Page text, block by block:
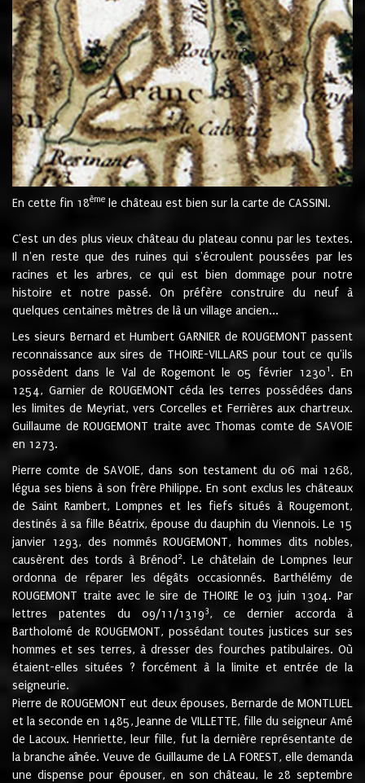
En cette fin 18ème le château est bien sur la carte de CASSINI.
C'est un des plus vieux château du plateau connu par les textes.
Il n'en reste que des ruines qui s'écroulent poussées par les
racines et les arbres, ce qui est bien dommage pour notre
histoire et notre passé. On préfère construire du neuf à
quelques centaines mètres de là un village ancien...
Les sieurs Bernard et Humbert GARNIER de ROUGEMONT passent
reconnaissance aux sires de THOIRE-VILLARS pour tout ce qu'ils
possèdent dans le Val de Rogemont le 05 février 12301 . En
1254, Garnier de ROUGEMONT céda les terres possédées dans
les limites de Meyriat, vers Corcelles et Ferrières aux chartreux.
Guillaume de ROUGEMONT traite avec Thomas comte de SAVOIE
en 1273.
Pierre comte de SAVOIE, dans son testament du 06 mai 1268,
légua ses biens à son frère Philippe. En sont exclus les châteaux
de Saint Rambert, Lompnes et les fiefs situés à Rougemont,
destinés à sa fille Béatrix, épouse du dauphin du Viennois. Le 15
janvier 1293, des nommés ROUGEMONT, hommes dits nobles,
causèrent des tords à Brénod 2. Le châtelain de Lompnes leur
ordonna de réparer les dégâts occasionnés. Barthélémy de
ROUGEMONT traite avec le sire de THOIRE le 03 juin 1304. Par
lettres patentes du 09/11/13193, ce dernier accorda à
Bartholomé de ROUGEMONT, possédant toutes justices sur ses
hommes et ses terres, à dresser des fourches patibulaires. Où
étaient-elles situées ? forcément à la limite et entrée de la
seigneurie.
Pierre de ROUGEMONT eut deux épouses, Bernarde de MONTLUEL
et la seconde en 1485, Jeanne de VILLETTE, fille du seigneur Amé
de Lacoux. Henriette, leur fille, fut la dernière représentante de
la branche aînée. Veuve de Guillaume de LA FOREST, elle demanda
une dispense pour épouser, en son château, le 28 septembre